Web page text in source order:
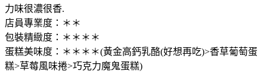
力味很濃很香.
店員專業度：＊＊
包裝精緻度：＊＊＊＊
蛋糕美味度：＊＊＊＊(黃金高鈣乳酪(好想再吃)>香草葡萄蛋
糕>草莓風味捲>巧克力魔鬼蛋糕)